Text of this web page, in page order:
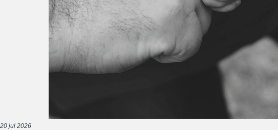
20 jul 2026